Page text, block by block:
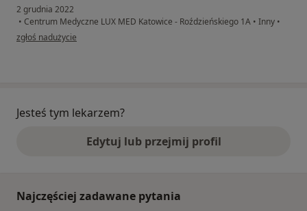
2 grudnia 2022
• Centrum Medyczne LUX MED Katowice - Roździeńskiego 1A • Inny •
w opinii użytkownika Urszula St.
zgłoś nadużycie
Jesteś tym lekarzem?
Edytuj lub przejmij profil
Najczęściej zadawane pytania